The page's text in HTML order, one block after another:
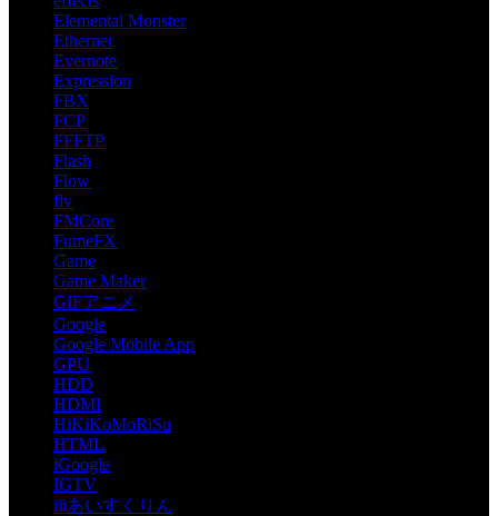
Elemental Monster
Ethernet
Evernote
Expression
FBX
FCP
FFFTP
Flash
Flow
flv
FMCore
FumeFX
Game
Game Maker
GIFアニメ
Google
Google Mobile App
GPU
HDD
HDMI
HiKiKoMoRiSu
HTML
iGoogle
IGTV
iiiあいすくりん